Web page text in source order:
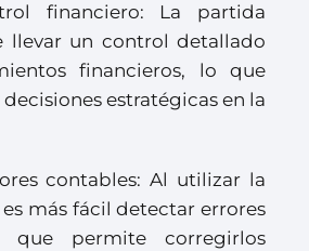
financiero: La partida
llevar un control detallado
financieros, lo que
estratégicas en la
contables: Al utilizar la
más fácil detectar errores
que permite corregirlos